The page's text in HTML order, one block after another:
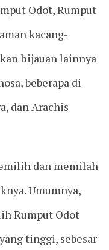
Odot, Rumput
kacang-
hijauan lainnya
beberapa di
dan Arachis
dan memilah
Umumnya,
Rumput Odot
tinggi, sebesar